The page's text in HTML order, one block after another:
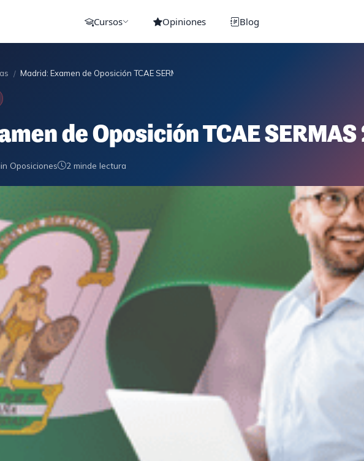
Cursos Opiniones Blog
/ Madrid: Examen de Oposición TCAE SERMAS 2025
de Oposición TCAE
Oposiciones 2 minde lectura